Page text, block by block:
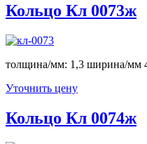
Кольцо Кл 0073ж
толщина/мм: 1,3 ширина/мм
Уточнить цену
Кольцо Кл 0074ж